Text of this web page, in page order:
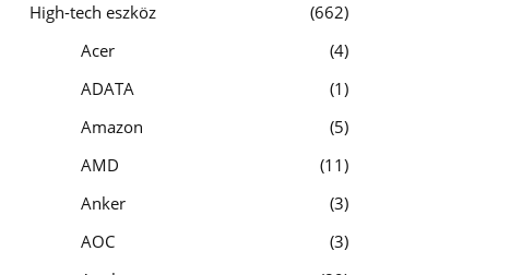
High-tech eszköz
662
Acer
4
ADATA
1
Amazon
5
AMD
11
Anker
3
AOC
3